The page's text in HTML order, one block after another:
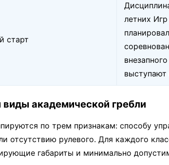
старт
летних
выступают
академической гребли
по трем признакам: способу
отсутствию рулевого. Для каждого
габариты и минимально